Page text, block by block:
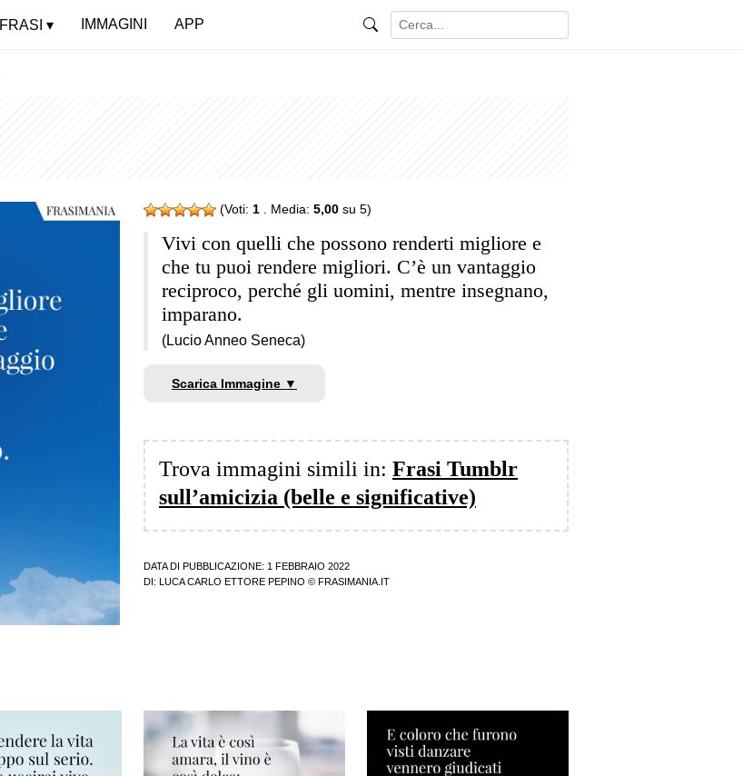
FRASI IMMAGINI APP
(Voti: 1 . Media: 5,00 su 5)
Vivi con quelli che possono renderti migliore e
che tu puoi rendere migliori. C’è un vantaggio
reciproco, perché gli uomini, mentre insegnano,
imparano.
(Lucio Anneo Seneca)
Scarica Immagine ▼
Trova immagini simili in: Frasi Tumblr
sull’amicizia (belle e significative)
DATA DI PUBBLICAZIONE: 1 FEBBRAIO 2022
DI:
LUCA CARLO ETTORE PEPINO © FRASIMANIA.IT